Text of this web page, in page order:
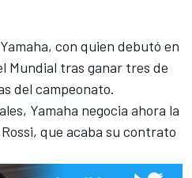
con quien debutó en
Mundial tras ganar tres de
del campeonato.
Yamaha negocia ahora la
que acaba su contrato